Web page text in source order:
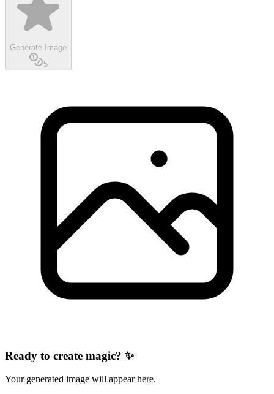
Generate Image
5
Ready to create magic? ✨
Your generated image will appear here.